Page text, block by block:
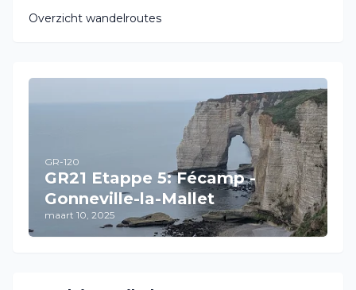
Overzicht wandelroutes
GR-120
GR21 Etappe 5: Fécamp -
Gonneville-la-Mallet
maart 10, 2025